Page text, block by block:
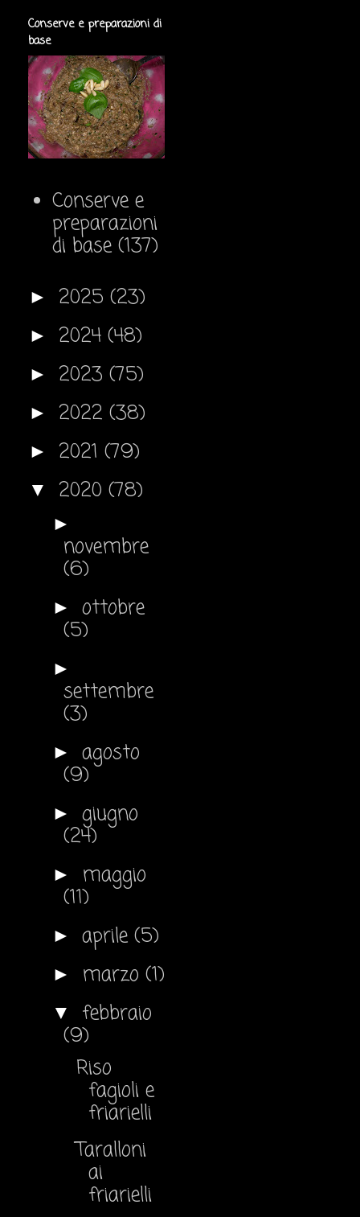
Conserve e preparazioni di
base
Conserve e
preparazioni
di base (137)
► 2025 (23)
► 2024 (48)
► 2023 (75)
► 2022 (38)
► 2021 (79)
▼ 2020 (78)
►
novembre
(6)
► ottobre
(5)
►
settembre
(3)
► agosto
(9)
► giugno
(24)
► maggio
(11)
► aprile (5)
► marzo (1)
▼ febbraio
(9)
Riso
fagioli e
friarielli
Taralloni
ai
friarielli